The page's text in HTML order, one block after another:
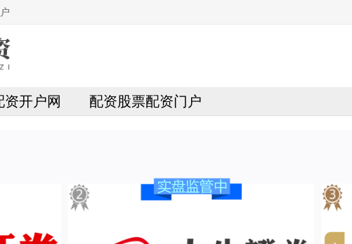
资开户网 配资股票配资门户